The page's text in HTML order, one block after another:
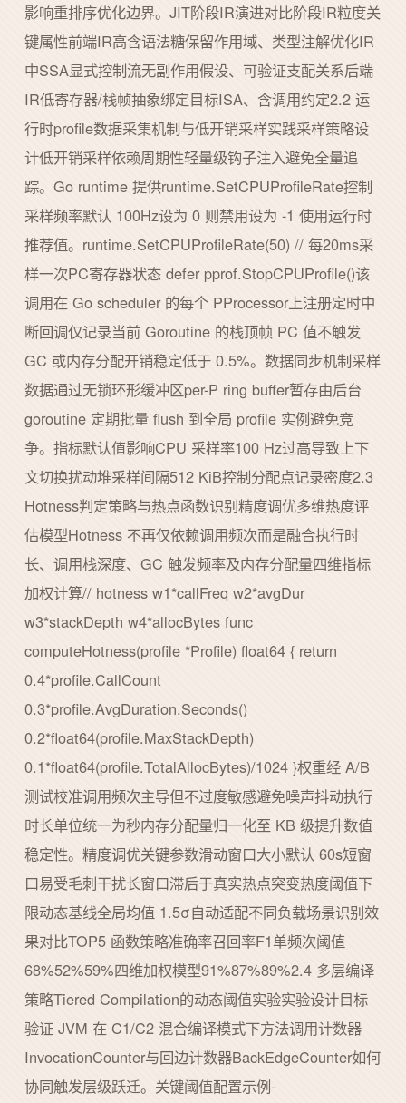
影响重排序优化边界。JIT阶段IR演进对比阶段IR粒度关
键属性前端IR高含语法糖保留作用域、类型注解优化IR
中SSA显式控制流无副作用假设、可验证支配关系后端
IR低寄存器/栈帧抽象绑定目标ISA、含调用约定2.2 运
行时profile数据采集机制与低开销采样实践采样策略设
计低开销采样依赖周期性轻量级钩子注入避免全量追
踪。Go runtime 提供runtime.SetCPUProfileRate控制
采样频率默认 100Hz设为 0 则禁用设为 -1 使用运行时
推荐值。runtime.SetCPUProfileRate(50) // 每20ms采
样一次PC寄存器状态 defer pprof.StopCPUProfile()该
调用在 Go scheduler 的每个 PProcessor上注册定时中
断回调仅记录当前 Goroutine 的栈顶帧 PC 值不触发
GC 或内存分配开销稳定低于 0.5%。数据同步机制采样
数据通过无锁环形缓冲区per-P ring buffer暂存由后台
goroutine 定期批量 flush 到全局 profile 实例避免竞
争。指标默认值影响CPU 采样率100 Hz过高导致上下
文切换扰动堆采样间隔512 KiB控制分配点记录密度2.3
Hotness判定策略与热点函数识别精度调优多维热度评
估模型Hotness 不再仅依赖调用频次而是融合执行时
长、调用栈深度、GC 触发频率及内存分配量四维指标
加权计算// hotness w1*callFreq w2*avgDur
w3*stackDepth w4*allocBytes func
computeHotness(profile *Profile) float64 { return
0.4*profile.CallCount
0.3*profile.AvgDuration.Seconds()
0.2*float64(profile.MaxStackDepth)
0.1*float64(profile.TotalAllocBytes)/1024 }权重经 A/B
测试校准调用频次主导但不过度敏感避免噪声抖动执行
时长单位统一为秒内存分配量归一化至 KB 级提升数值
稳定性。精度调优关键参数滑动窗口大小默认 60s短窗
口易受毛刺干扰长窗口滞后于真实热点突变热度阈值下
限动态基线全局均值 1.5σ自动适配不同负载场景识别效
果对比TOP5 函数策略准确率召回率F1单频次阈值
68%52%59%四维加权模型91%87%89%2.4 多层编译
策略Tiered Compilation的动态阈值实验实验设计目标
验证 JVM 在 C1/C2 混合编译模式下方法调用计数器
InvocationCounter与回边计数器BackEdgeCounter如何
协同触发层级跃迁。关键阈值配置示例-